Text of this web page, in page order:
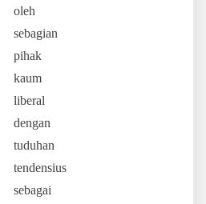
oleh
sebagian
pihak
kaum
liberal
dengan
tuduhan
tendensius
sebagai